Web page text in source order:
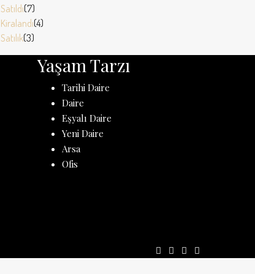
Satıldı(7)
Kiralandı(4)
Satılık(3)
Yaşam Tarzı
Tarihi Daire
Daire
Eşyalı Daire
Yeni Daire
Arsa
Ofis